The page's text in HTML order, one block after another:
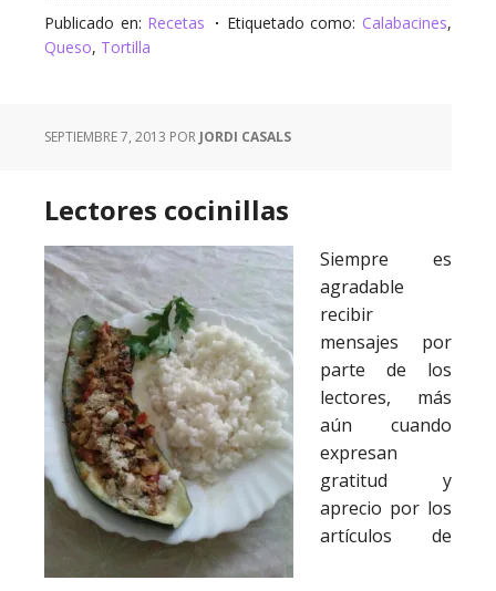
Publicado en: Recetas Etiquetado como: Calabacines,
Queso, Tortilla
SEPTIEMBRE 7, 2013 POR JORDI CASALS
Lectores cocinillas
Siempre es
agradable
recibir
mensajes por
parte de los
lectores, más
aún cuando
expresan
gratitud y
aprecio por los
artículos de